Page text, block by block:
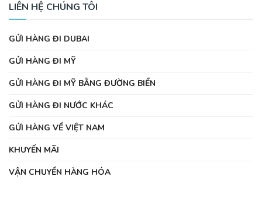
LIÊN HỆ CHÚNG TÔI
GỬI HÀNG ĐI DUBAI
GỬI HÀNG ĐI MỸ
GỬI HÀNG ĐI MỸ BẰNG ĐƯỜNG BIỂN
GỬI HÀNG ĐI NƯỚC KHÁC
GỬI HÀNG VỀ VIỆT NAM
KHUYẾN MÃI
VẬN CHUYỂN HÀNG HÓA